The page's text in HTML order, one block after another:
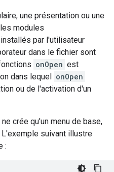
une présentation ou une
modules
par l'utilisateur
dans le fichier sont
onOpen est
dans lequel onOpen
ou de l'activation d'un
crée qu'un menu de base,
suivant illustre
: